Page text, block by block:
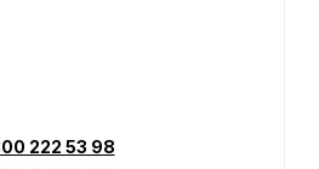
222 53 98